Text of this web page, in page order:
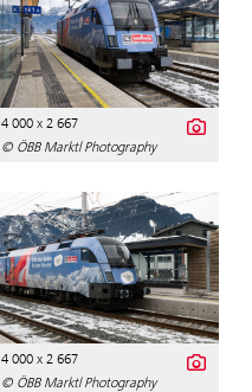
4 000 x 2 667
© ÖBB Marktl Photography
4 000 x 2 667
© ÖBB Marktl Photography